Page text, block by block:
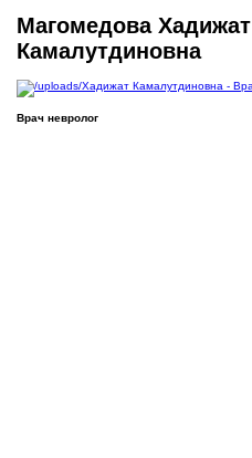
Магомедова Хадижат
Камалутдиновна
Врач невролог